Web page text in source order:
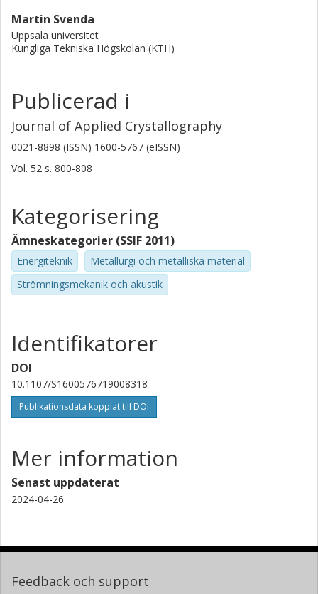
Martin Svenda
Uppsala universitet
Kungliga Tekniska Högskolan (KTH)
Publicerad i
Journal of Applied Crystallography
0021-8898 (ISSN) 1600-5767 (eISSN)
Vol. 52 s. 800-808
Kategorisering
Ämneskategorier (SSIF 2011)
Energiteknik
Metallurgi och metalliska material
Strömningsmekanik och akustik
Identifikatorer
DOI
10.1107/S1600576719008318
Publikationsdata kopplat till DOI
Mer information
Senast uppdaterat
2024-04-26
Feedback och support